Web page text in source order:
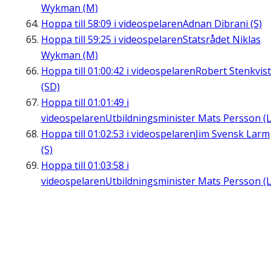
Wykman (M)
Hoppa till 58:09 i videospelarenAdnan Dibrani (S)
Hoppa till 59:25 i videospelarenStatsrådet Niklas
Wykman (M)
Hoppa till 01:00:42 i videospelarenRobert Stenkvist
(SD)
Hoppa till 01:01:49 i
videospelarenUtbildningsminister Mats Persson
Hoppa till 01:02:53 i videospelarenJim Svensk Larm
(S)
Hoppa till 01:03:58 i
videospelarenUtbildningsminister Mats Persson